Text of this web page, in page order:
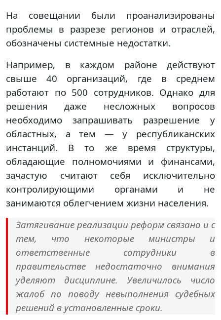
На совещании были проанализированы
проблемы в разрезе регионов и отраслей,
обозначены системные недостатки.
Например, в каждом районе действуют
свыше 40 организаций, где в среднем
работают по 500 сотрудников. Однако для
решения даже несложных вопросов
необходимо запрашивать разрешение у
областных, а тем — у республиканских
инстанций. В то же время структуры,
обладающие полномочиями и финансами,
зачастую считают себя исключительно
контролирующими органами и не
занимаются облегчением жизни населения.
Затягивание реализации реформ связано и с
тем, что некоторые министры и
ответственные сотрудники в
правительстве недостаточно внимания
уделяют дисциплине. Увеличилось число
жалоб по поводу невыполнения судебных
решений в установленные сроки.